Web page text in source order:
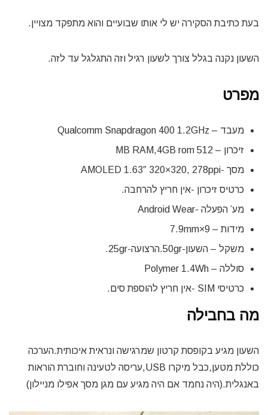
בעת כתיבת הסקירה יש לי אותו שבועיים והוא מתפקד מצויין.
השעון נקנה בגלל צורך לשעון רגיל וזה התגלגל עד לזה.
מפרט
מעבד – Qualcomm Snapdragon 400 1.2GHz
זיכרון – 512 MB RAM,4GB rom
מסך -AMOLED 1.63″ 320×320, 278ppi
כרטיס זיכרון -אין חריץ להרחבה.
מע’ הפעלה -Android Wear
מידות – 9×7.9mm
משקל – השעון-50gr.הרצועה-25gr.
סוללה – Polymer 1.4Wh
כרטיסי SIM -אין חריץ להוספת סים.
מה בחבילה
השעון מגיע בקופסת קרטון שמרגישה ונראית איכותית.הערכה
כוללת מטען,כבל מיקרו USB,עריסה לטעינה וחוברת הוראות
באנגלית­­­­­­.(היה נחמד אם היה מגיע עם מגן מסך אפילו מניילון)